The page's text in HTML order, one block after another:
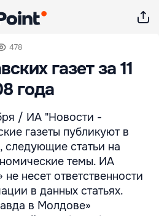
478
газет за 11
года
/ ИА "Новости -
газеты публикуют в
следующие статьи на
темы. ИА
несет ответственности
в данных статьях.
в Молдове»